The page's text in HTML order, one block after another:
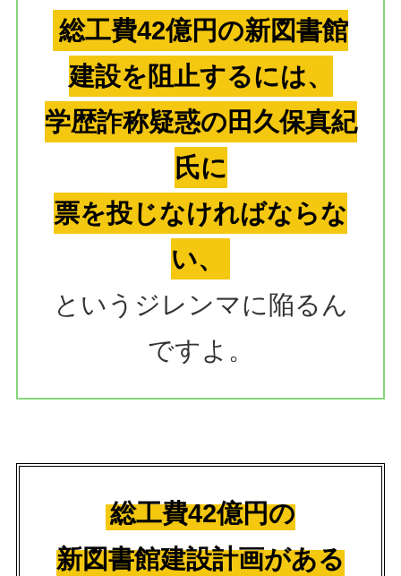
総工費42億円の新図書館
建設を阻止するには、
学歴詐称疑惑の田久保真紀
氏に
票を投じなければならな
い、
というジレンマに陥るん
ですよ。
総工費42億円の
新図書館建設計画がある